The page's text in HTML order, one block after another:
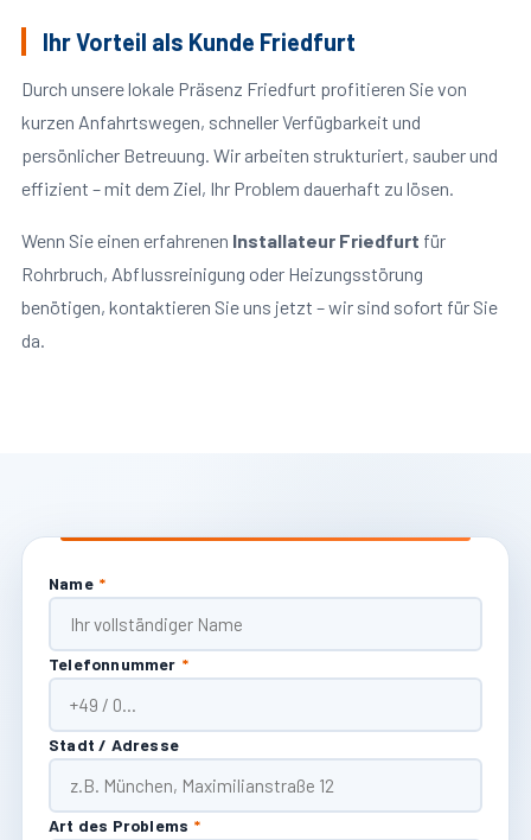
Ihr Vorteil als Kunde Friedfurt
Durch unsere lokale Präsenz Friedfurt profitieren Sie von
kurzen Anfahrtswegen, schneller Verfügbarkeit und
persönlicher Betreuung. Wir arbeiten strukturiert, sauber und
effizient – mit dem Ziel, Ihr Problem dauerhaft zu lösen.
Wenn Sie einen erfahrenen Installateur Friedfurt für
Rohrbruch, Abflussreinigung oder Heizungsstörung
benötigen, kontaktieren Sie uns jetzt – wir sind sofort für Sie
da.
Name *
Telefonnummer *
Stadt / Adresse
Art des Problems *